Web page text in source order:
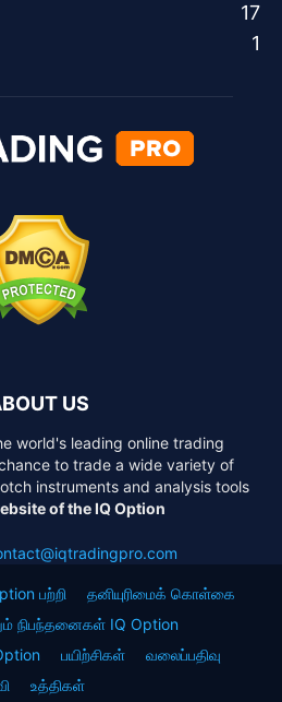
17
1
US
world's leading online trading
to trade a wide variety of
instruments and analysis tools
of the IQ Option
பற்றி
தனியுரிமைக் கொள்கை
நிபந்தனைகள் IQ Option
பயிற்சிகள்
வலைப்பதிவு
உத்திகள்